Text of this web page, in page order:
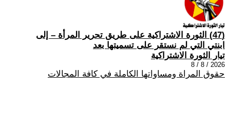
(47) الثورة الاشتراكية على طريق تحرير المرأة – إلى
ابنتي التي لم نستقر على تسميتها بعد
تيار الثورة الاشتراكية
2026 / 8 / 8
حقوق المراة ومساواتها الكاملة في كافة المجالات